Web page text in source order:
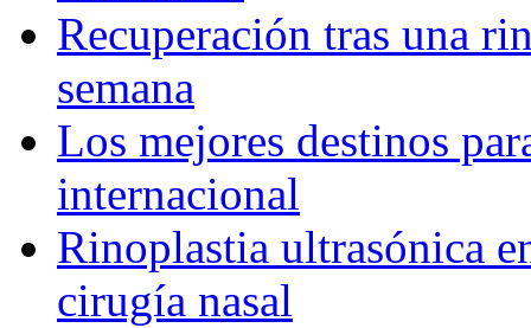
Recuperación tras una
semana
Los mejores destinos
internacional
Rinoplastia ultrasónica
cirugía nasal